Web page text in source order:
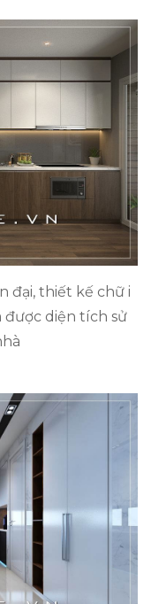
đại, thiết kế chữ i
diện tích sử